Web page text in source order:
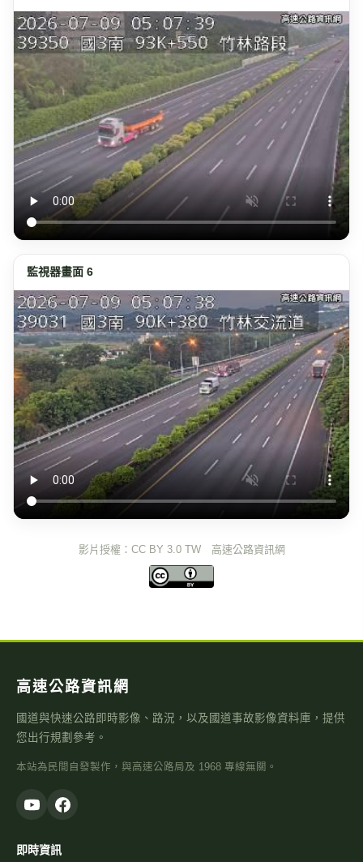
監視器畫面 6
影片授權：CC BY 3.0 TW 高速公路資訊網
高速公路資訊網
國道與快速公路即時影像、路況，以及國道事故影像資料庫，提供
您出行規劃參考。
本站為民間自發製作，與高速公路局及 1968 專線無關。
即時資訊